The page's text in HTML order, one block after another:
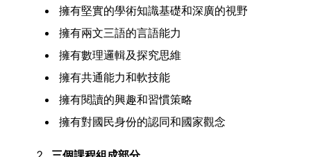
擁有堅實的學術知識基礎和深廣的視野
擁有兩文三語的言語能力
擁有數理邏輯及探究思維
擁有共通能力和軟技能
擁有閱讀的興趣和習慣策略
擁有對國民身份的認同和國家觀念